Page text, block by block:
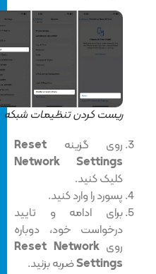
ریست کردن تنظیمات شبکه
روی گزینه
Reset
Network Settings
کلیک کنید.
پسورد را وارد کنید.
برای ادامه و تایید
درخواست خود، دوباره
رویReset Network
Settingsضربه بزنید.